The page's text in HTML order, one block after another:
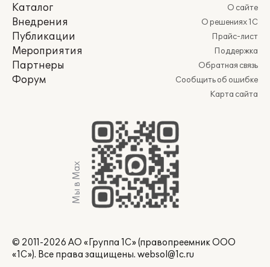
Каталог
Внедрения
Публикации
Мероприятия
Партнеры
Форум
О сайте
О решениях 1С
Прайс-лист
Поддержка
Обратная связь
Сообщить об ошибке
Карта сайта
Мы в Max
© 2011-2026 АО «Группа 1С» (правопреемник ООО
«1С»). Все права защищены. websol@1c.ru